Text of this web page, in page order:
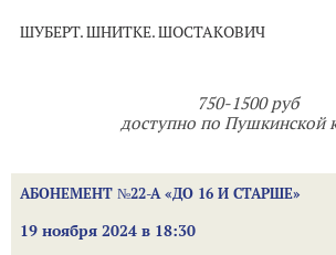
ШУБЕРТ. ШНИТКЕ. ШОСТАКОВИЧ
750-1500 руб
доступно по Пушкинской
АБОНЕМЕНТ №22-А «ДО 16 И СТАРШЕ»
19 ноября 2024 в 18:30